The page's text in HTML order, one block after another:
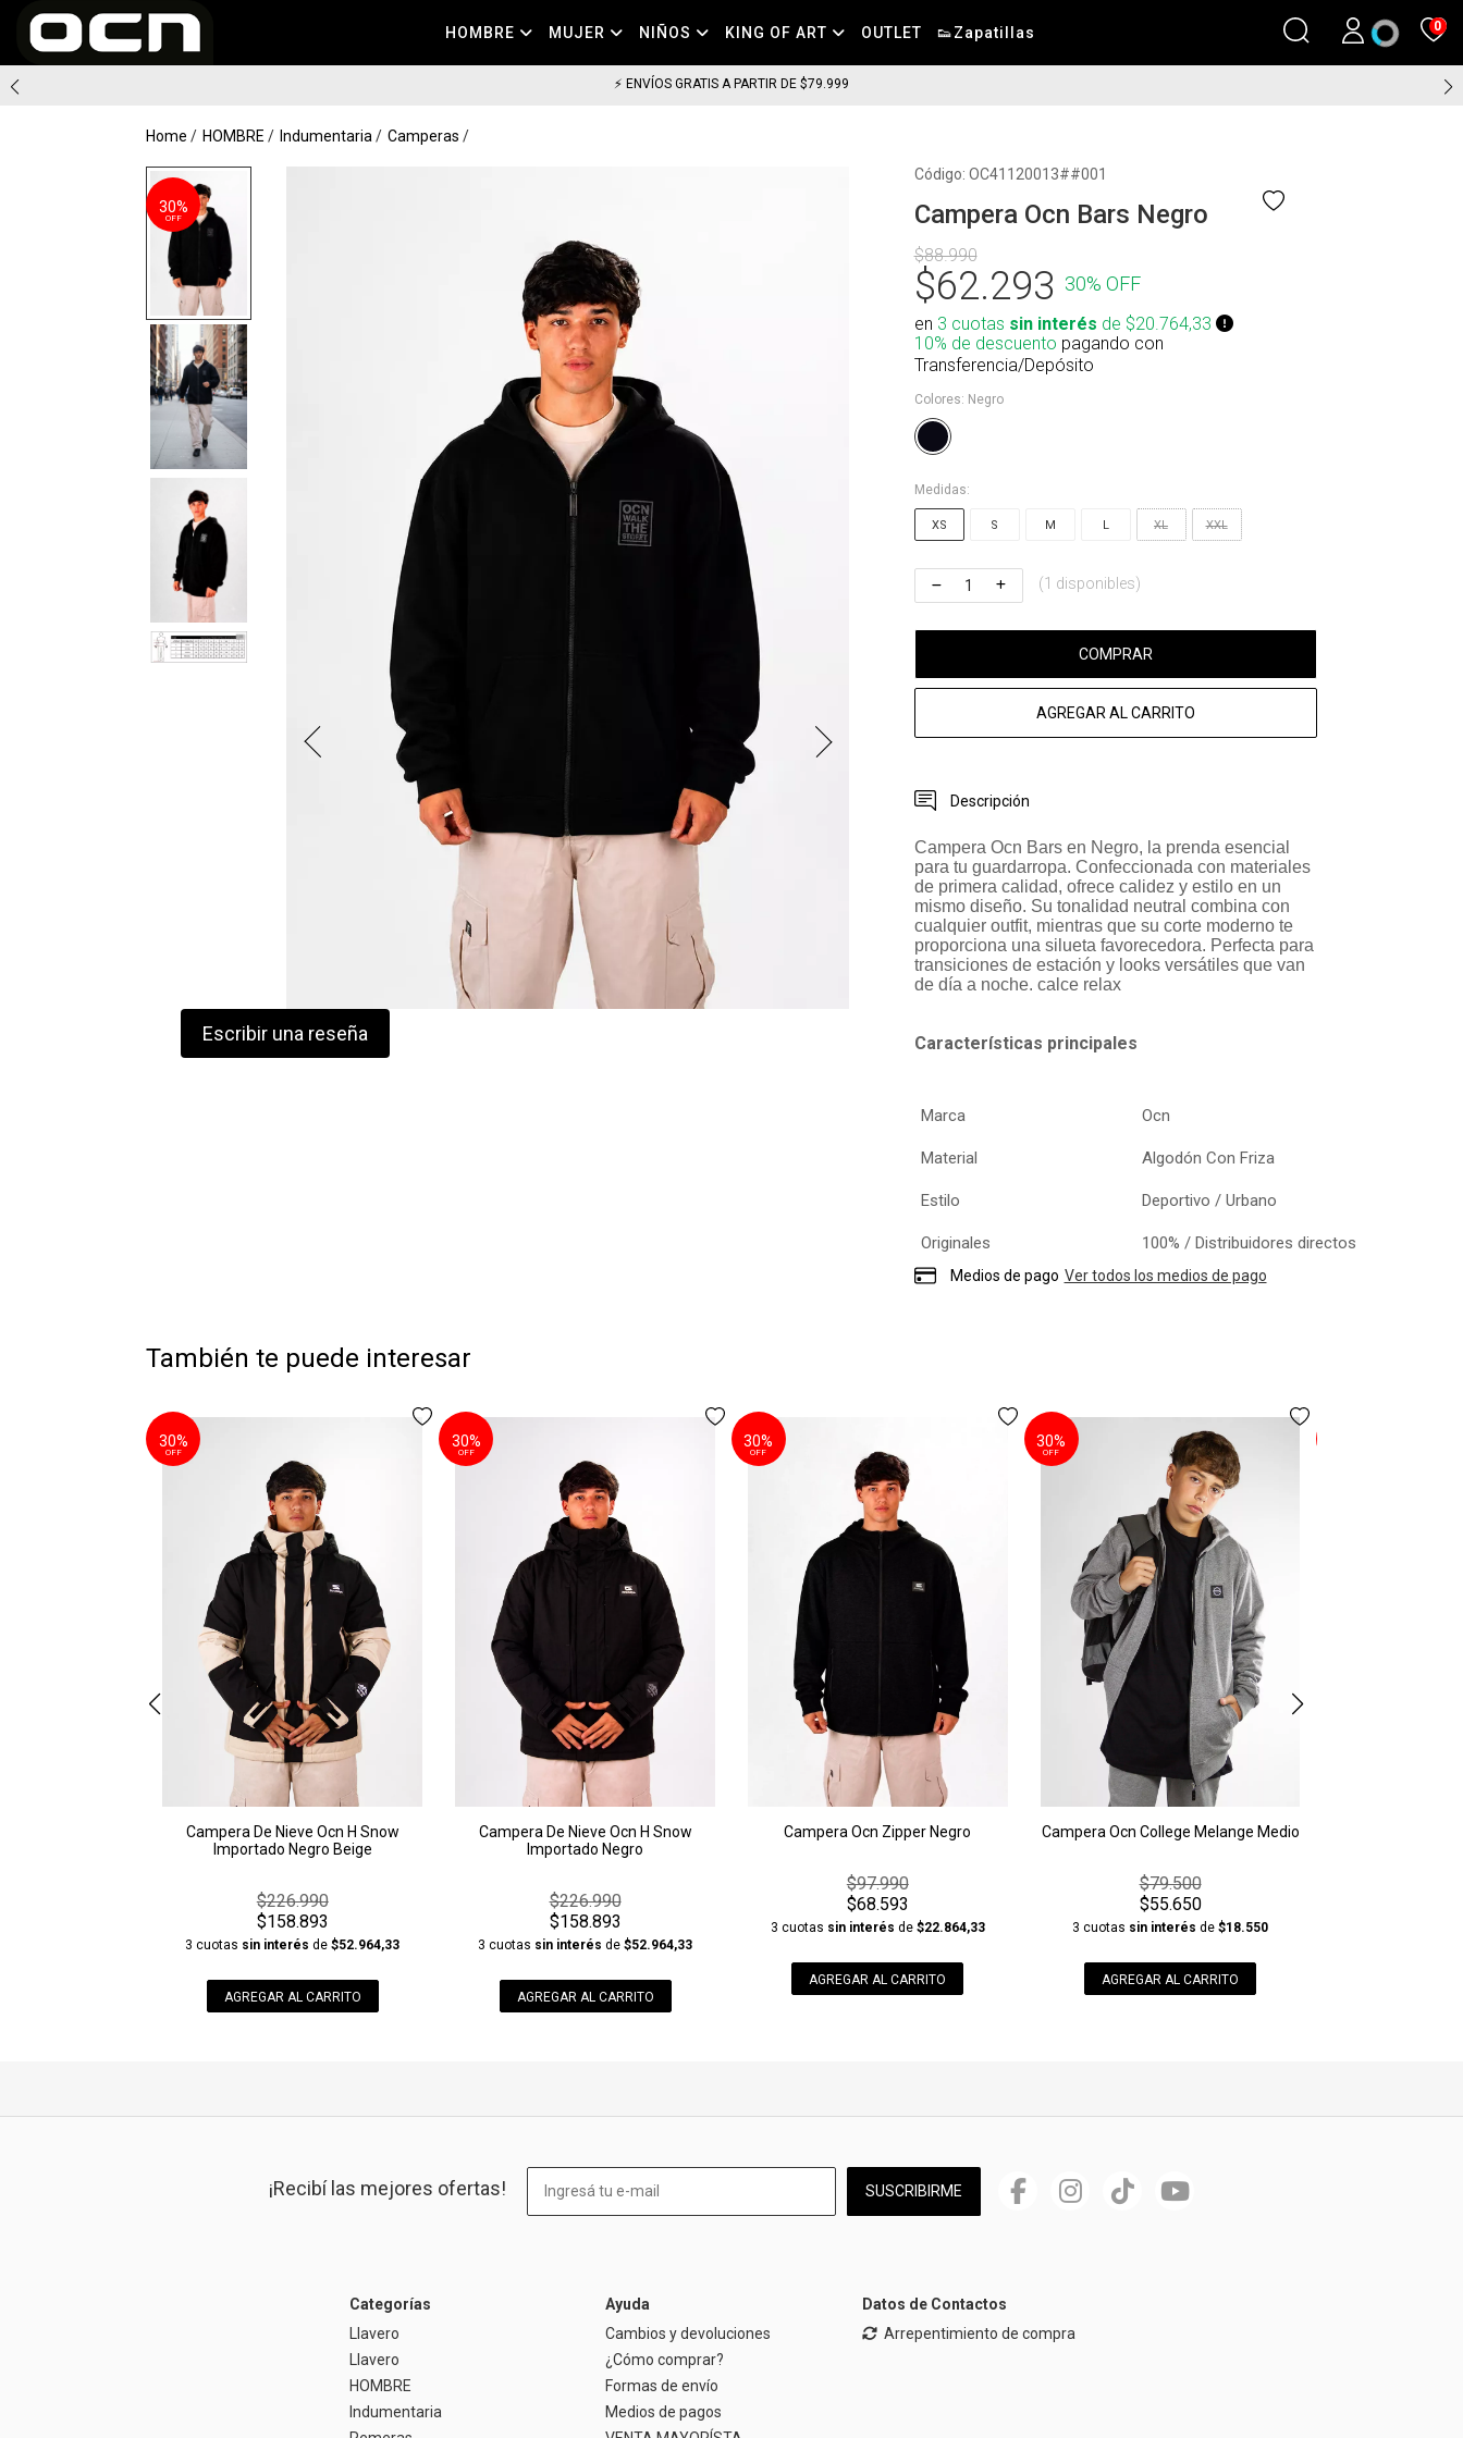
HOMBRE MUJER NIÑOS KING OF ART OUTLET 👟Zapatillas 0
⚡ ENVÍOS GRATIS A PARTIR DE $79.999
Home HOMBRE Indumentaria Camperas
Código: OC41120013##001
Campera Ocn Bars Negro
$88.990
$62.293 30% OFF
en 3 cuotas sin interés de $20.764,33
10% de descuento pagando con
Transferencia/Depósito
Colores: Negro
Medidas:
XS S M L XL XXL
(1 disponibles)
COMPRAR
AGREGAR AL CARRITO
Descripción
Campera Ocn Bars en Negro, la prenda esencial
para tu guardarropa. Confeccionada con materiales
de primera calidad, ofrece calidez y estilo en un
mismo diseño. Su tonalidad neutral combina con
cualquier outfit, mientras que su corte moderno te
proporciona una silueta favorecedora. Perfecta para
transiciones de estación y looks versátiles que van
de día a noche. calce relax
Características principales
Marca Ocn
Material Algodón Con Friza
Estilo Deportivo / Urbano
Originales 100% / Distribuidores directos
Medios de pago Ver todos los medios de pago
30%
OFF
Escribir una reseña
También te puede interesar
Campera De Nieve Ocn H Snow
Importado Negro Beige
30%
OFF
$226.990
$158.893
3 cuotas sin interés de$52.964,33
AGREGAR AL CARRITO
Campera De Nieve Ocn H Snow
Importado Negro
30%
OFF
$226.990
$158.893
3 cuotas sin interés de$52.964,33
AGREGAR AL CARRITO
Campera Ocn Zipper Negro
30%
OFF
$97.990
$68.593
3 cuotas sin interés de $22.864,33
AGREGAR AL CARRITO
Campera Ocn College Melange Medio
30%
OFF
$79.500
$55.650
3 cuotas sin interés de$18.550
AGREGAR AL CARRITO
¡Recibí las mejores ofertas! SUSCRIBIRME
Categorías
Llavero
Llavero
HOMBRE
Indumentaria
Ayuda
Cambios y devoluciones
¿Cómo comprar?
Formas de envío
Medios de pagos
Datos de Contactos
Arrepentimiento de compra